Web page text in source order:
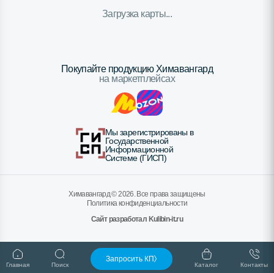
Загрузка карты...
Покупайте продукцию Химавангард
на маркетплейсах
Мы зарегистрированы в
Государственной
Информационной
Системе (ГИСП)
Химавангард ©2026. Все права защищены
Политика конфиденциальности
Сайт разработал Kulibin-it.ru
Главная Поиск
Запросить КП
Каталог Контакты